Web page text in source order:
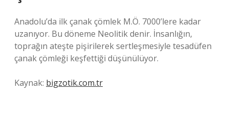
Anadolu’da ilk çanak çömlek M.Ö. 7000’lere kadar
uzanıyor. Bu döneme Neolitik denir. İnsanlığın,
toprağın ateşte pişirilerek sertleşmesiyle tesadüfen
çanak çömleği keşfettiği düşünülüyor.
Kaynak: bigzotik.com.tr